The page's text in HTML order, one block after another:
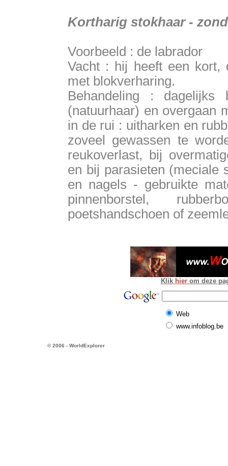
Kortharig stokhaar -
Voorbeeld : de labrador
Vacht : hij heeft een kort,
met blokverharing.
Behandeling : dagelijks
(natuurhaar) en overgaan
in de rui : uitharken en
zoveel gewassen te
reukoverlast, bij
en bij parasieten (meciale
en nagels - gebruikte
pinnenborstel,
poetshandschoen of
Klik hier om deze
Web
www.infoblog.be
© 2006 - WorldExplorer